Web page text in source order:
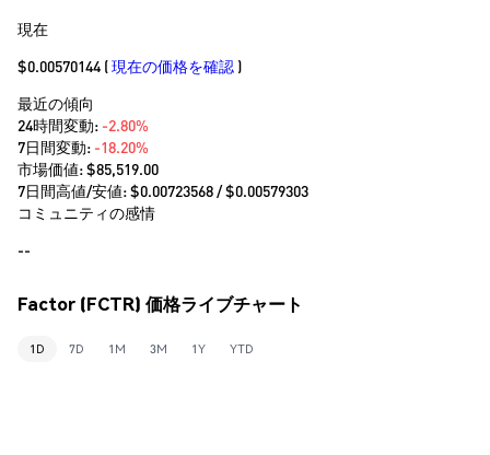
現在
$0.00570144 (現在の価格を確認 )
最近の傾向
24時間変動: -2.80%
7日間変動: -18.20%
市場価値:$85,519.00
7日間高値/安値: $0.00723568/ $0.00579303
コミュニティの感情
--
Factor (FCTR) 価格ライブチャート
1D 7D 1M 3M 1Y YTD